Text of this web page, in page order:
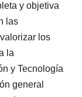
y objetiva
las
los
la
y Tecnología
general